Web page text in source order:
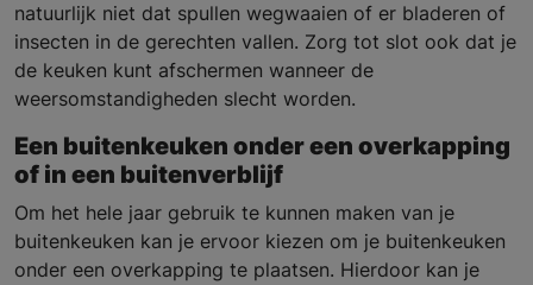
natuurlijk niet dat spullen wegwaaien of er bladeren of
insecten in de gerechten vallen. Zorg tot slot ook dat je
de keuken kunt afschermen wanneer de
weersomstandigheden slecht worden.
Een buitenkeuken onder een overkapping
of in een buitenverblijf
Om het hele jaar gebruik te kunnen maken van je
buitenkeuken kan je ervoor kiezen om je buitenkeuken
onder een overkapping te plaatsen. Hierdoor kan je